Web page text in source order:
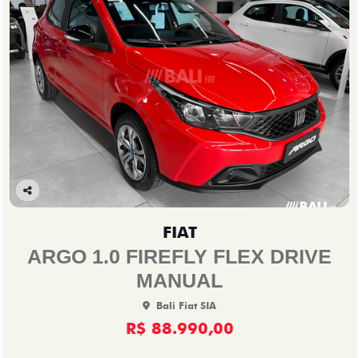
Co
lhe
FIAT
ARGO 1.0 FIREFLY FLEX DRIVE
MANUAL
Bali Fiat SIA
R$ 88.990,00